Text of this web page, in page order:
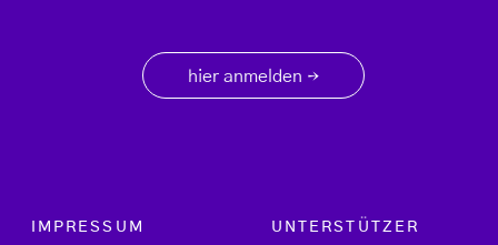
hier anmelden →
Footer menu
IMPRESSUM
UNTERSTÜTZER